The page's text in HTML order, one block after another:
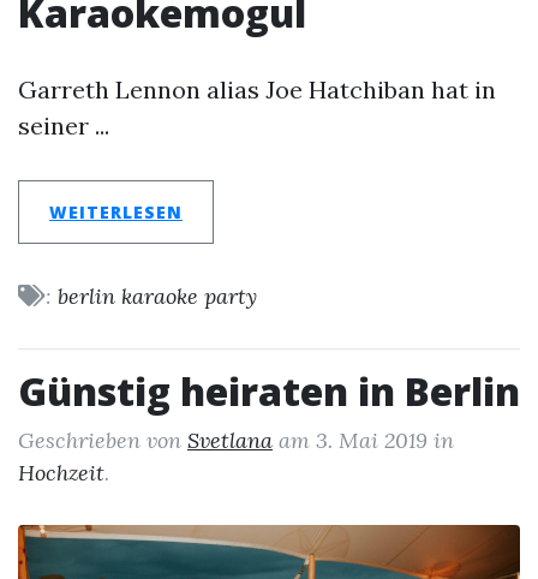
Karaokemogul
Garreth Lennon alias Joe Hatchiban hat in
seiner ...
WEITERLESEN
: berlin karaoke party
Günstig heiraten in Berlin
Geschrieben von Svetlana am 3. Mai 2019 in
Hochzeit.